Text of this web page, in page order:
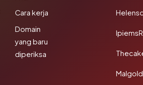
Cara kerja
Domain
yang baru
diperiksa